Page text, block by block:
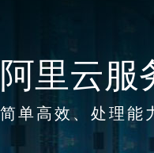
阿里云服
简单高效、处理能